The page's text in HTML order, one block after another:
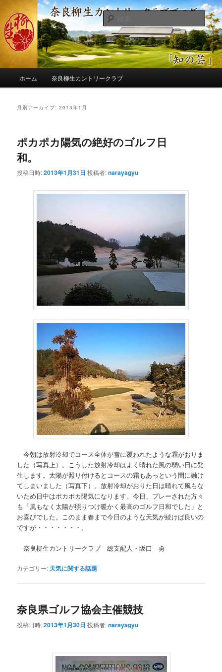
ン
コ
ン
へ
コ
ン
ツ
移
奈良柳生カントリークラブ総支配人
ブログ
季節の話題、クラブの出来事、コースの改修・更新作業、ゴルフに関する随
筆、喜怒哀楽などを気まぐれに発信します。
検
索
ホーム 奈良柳生カントリークラブ
月別アーカイブ:2013年1月
ポカポカ陽気の絶好のゴルフ日
和。
投稿日時:2013年1月31日 投稿者:narayagyu
今朝は放射冷却でコース全体が雪に覆われたような霜がおりま
した（写真上）。こうした放射冷却はよく晴れた風の弱い日に発
生します。太陽が照り付けるとコースの霜もあっという間に融け
てしまいました（写真下）。放射冷却がおりた日は晴れて風もな
いため日中はポカポカ陽気になります。今日、プレーされた方々
も「風もなく太陽が照りつけ暖かく最高のゴルフ日和でした」と
お喜びでした。このまま春まで今日のような天気が続けば良いの
ですが・・・・・・・。
奈良柳生カントリークラブ 総支配人・阪口 勇
カテゴリー: 天気に関する話題
奈良県ゴルフ協会主催競技
投稿日時:2013年1月30日 投稿者:narayagyu